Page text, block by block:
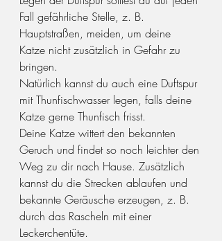
Fall gefährliche Stelle, z. B.
Hauptstraßen, meiden, um deine
Katze nicht zusätzlich in Gefahr zu
bringen.
Natürlich kannst du auch eine Duftspur
mit Thunfischwasser legen, falls deine
Katze gerne Thunfisch frisst.
Deine Katze wittert den bekannten
Geruch und findet so noch leichter den
Weg zu dir nach Hause. Zusätzlich
kannst du die Strecken ablaufen und
bekannte Geräusche erzeugen, z. B.
durch das Rascheln mit einer
Leckerchentüte.